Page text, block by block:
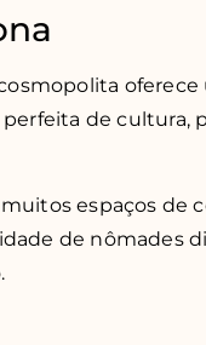
oferece
de cultura,
espaços de
de nômades